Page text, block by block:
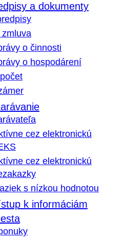
a dokumenty
o činnosti
o hospodárení
cez elektronickú
cez elektronickú
s nízkou hodnotou
k informáciám